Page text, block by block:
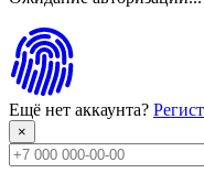
Ещё нет аккаунта?
×